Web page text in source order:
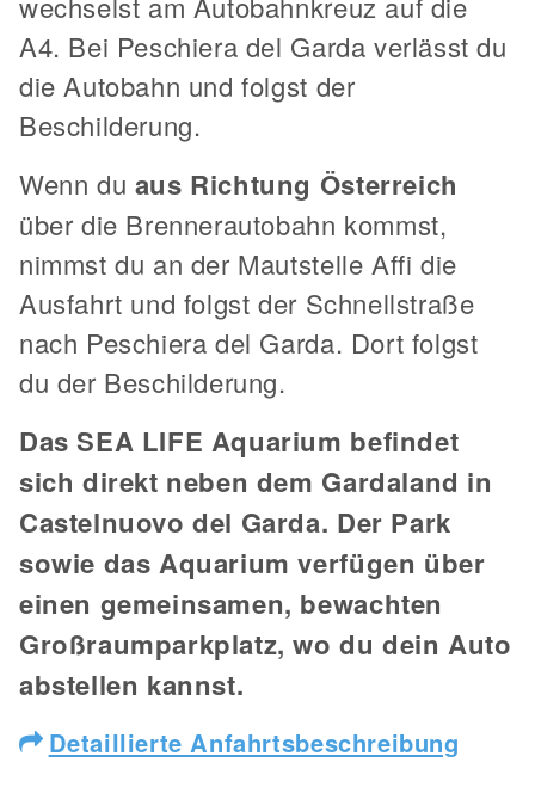
A4. Bei Peschiera del Garda verlässt du
die Autobahn und folgst der
Beschilderung.
Wenn du aus Richtung Österreich
über die Brennerautobahn kommst,
nimmst du an der Mautstelle Affi die
Ausfahrt und folgst der Schnellstraße
nach Peschiera del Garda. Dort folgst
du der Beschilderung.
Das SEA LIFE Aquarium befindet
sich direkt neben dem Gardaland in
Castelnuovo del Garda. Der Park
sowie das Aquarium verfügen über
einen gemeinsamen, bewachten
Großraumparkplatz, wo du dein Auto
abstellen kannst.
Detaillierte Anfahrtsbeschreibung